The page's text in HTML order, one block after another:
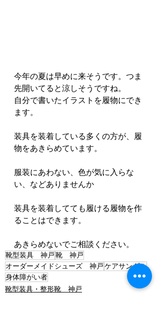
今年の夏は早めに来そうです。つま
先開いてると涼しそうですね。
自分で書いたイラストを履物にでき
ます。
装具を装着している多くの方が、履
物をあきらめています。
服装にあわない、色が気に入らな
い、などありませんか
装具を装着してても履ける履物を作
ることはできます。
あきらめないでご相談ください。
靴型装具 神戸靴 神戸
オーダーメイドシューズ 神戸ケアサンダル
身体障がい者
靴型装具・整形靴 神戸